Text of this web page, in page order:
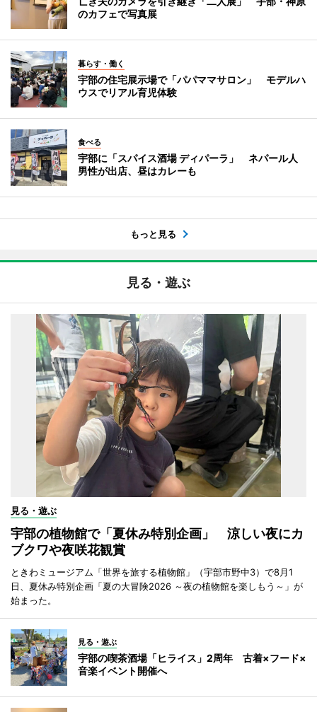
のカフェで写真展
暮らす・働く
宇部の住宅展示場で「パパママサロン」 モデルハ
ウスでリアル育児体験
食べる
宇部に「スパイス酒場 ディパーラ」 ネパール人
男性が出店、昼はカレーも
もっと見る
見る・遊ぶ
見る・遊ぶ
宇部の植物館で「夏休み特別企画」 涼しい夜にカ
ブクワや夜咲花観賞
ときわミュージアム「世界を旅する植物館」（宇部市野中3）で8月1
日、夏休み特別企画「夏の大冒険2026 ～夜の植物館を楽しもう～」が
始まった。
見る・遊ぶ
宇部の喫茶酒場「ヒライス」2周年 古着×フード×
音楽イベント開催へ